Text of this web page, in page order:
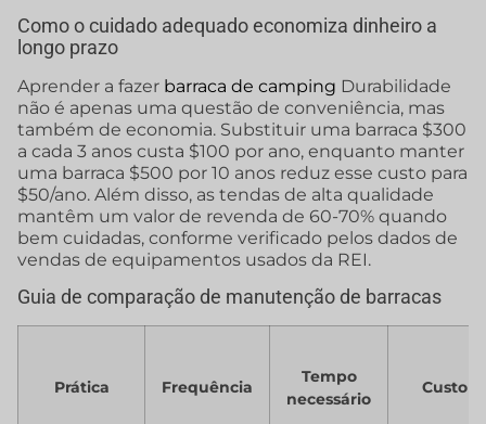
Como o cuidado adequado economiza dinheiro a
longo prazo
Aprender a fazer barraca de camping Durabilidade
não é apenas uma questão de conveniência, mas
também de economia. Substituir uma barraca $300
a cada 3 anos custa $100 por ano, enquanto manter
uma barraca $500 por 10 anos reduz esse custo para
$50/ano. Além disso, as tendas de alta qualidade
mantêm um valor de revenda de 60-70% quando
bem cuidadas, conforme verificado pelos dados de
vendas de equipamentos usados da REI.
Guia de comparação de manutenção de barracas
Prática Frequência
Tempo
necessário
Custo